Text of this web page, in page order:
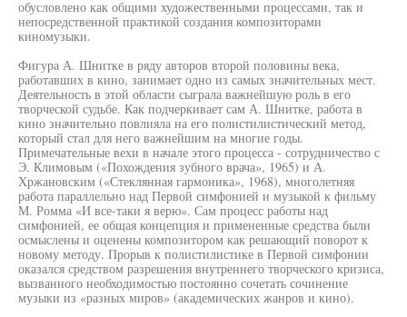
обусловлено как общими художественными процессами, так и
непосредственной практикой создания композиторами
киномузыки.
Фигура А. Шнитке в ряду авторов второй половины века,
работавших в кино, занимает одно из самых значительных мест.
Деятельность в этой области сыграла важнейшую роль в его
творческой судьбе. Как подчеркивает сам А. Шнитке, работа в
кино значительно повлияла на его полистилистический метод,
который стал для него важнейшим на многие годы.
Примечательные вехи в начале этого процесса - сотрудничество с
Э. Климовым («Похождения зубного врача», 1965) и А.
Хржановским («Стеклянная гармоника», 1968), многолетняя
работа параллельно над Первой симфонией и музыкой к фильму
М. Ромма «И все-таки я верю». Сам процесс работы над
симфонией, ее общая концепция и примененные средства были
осмыслены и оценены композитором как решающий поворот к
новому методу. Прорыв к полистилистике в Первой симфонии
оказался средством разрешения внутреннего творческого кризиса,
вызванного необходимостью постоянно сочетать сочинение
музыки из «разных миров» (академических жанров и кино).